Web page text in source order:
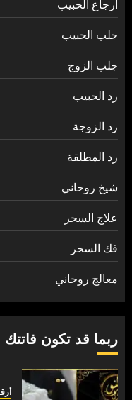
ارجاع الحبيب
جلب الحبيب
جلب الزوج
رد الحبيب
رد الزوجة
رد المطلقة
شيخ روحاني
علاج السحر
فك السحر
معالج روحاني
ربما قد تكون فاتتك